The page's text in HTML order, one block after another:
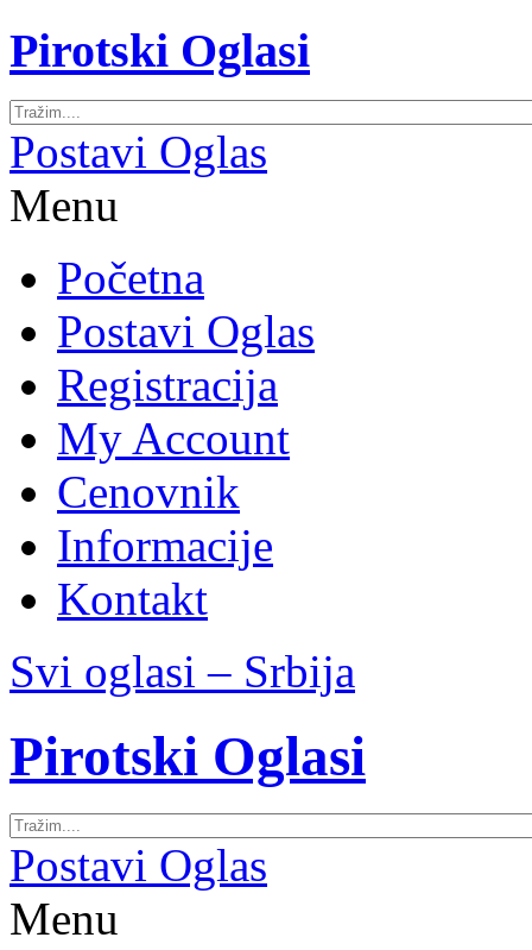
Pirotski Oglasi
Postavi Oglas
Menu
Početna
Postavi Oglas
Registracija
My Account
Cenovnik
Informacije
Kontakt
Svi oglasi – Srbija
Pirotski Oglasi
Postavi Oglas
Menu